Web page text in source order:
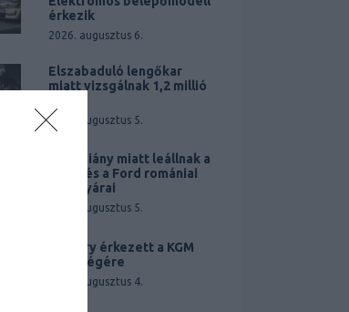
érkezik
2026. augusztus 6.
Elszabaduló lengőkar
miatt vizsgálnak 1,2 millió
2026. augusztus 5.
Áramhiány miatt leállnak a
Dacia és a Ford romániai
autógyárai
2026. augusztus 5.
A Chery érkezett a KGM
segítségére
2026. augusztus 4.